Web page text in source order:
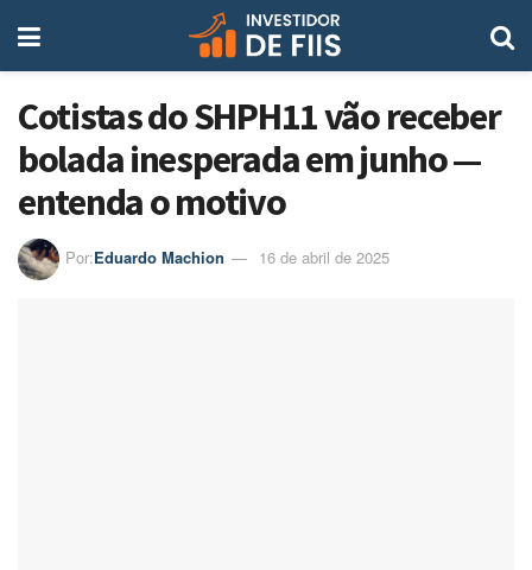
Cotistas do SHPH11 vão receber
bolada inesperada em junho —
entenda o motivo
Por:Eduardo Machion 16 de abril de 2025